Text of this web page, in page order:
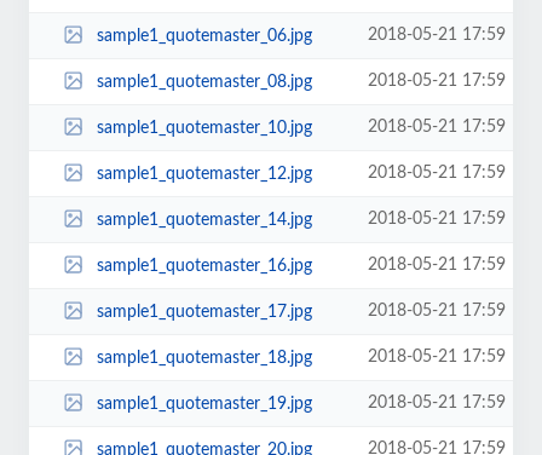
sample1_quotemaster_06.jpg 2018-05-21 17:59
sample1_quotemaster_08.jpg 2018-05-21 17:59
sample1_quotemaster_10.jpg 2018-05-21 17:59
sample1_quotemaster_12.jpg 2018-05-21 17:59
sample1_quotemaster_14.jpg 2018-05-21 17:59
sample1_quotemaster_16.jpg 2018-05-21 17:59
sample1_quotemaster_17.jpg 2018-05-21 17:59
sample1_quotemaster_18.jpg 2018-05-21 17:59
sample1_quotemaster_19.jpg 2018-05-21 17:59
sample1_quotemaster_20.jpg 2018-05-21 17:59